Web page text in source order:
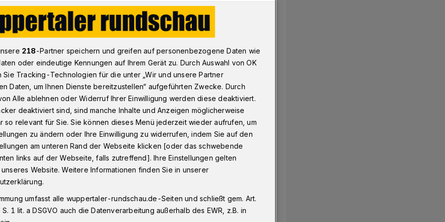
Forschung zu Sicherheit im Straßenverkehr
Sicherheit im
Fahrzeuge künftig noch sicherer
Frage liefern Wissenschaftlerinnen
für Optimierung mechanischer
Wuppertal unter Leitung von Prof. Dr.-
218-Partner speichern und greifen auf personenbezogene Daten wie
oder eindeutige Kennungen auf Ihrem Gerät zu. Durch Auswahl von OK
Sie Tracking-Technologien für die unter „Wir und unsere Partner
Daten, um Ihnen Dienste bereitzustellen“ aufgeführten Zwecke. Durch
Alle ablehnen oder Widerruf Ihrer Einwilligung werden diese deaktiviert.
deaktiviert sind, sind manche Inhalte und Anzeigen möglicherweise
so relevant für Sie. Sie können dieses Menü jederzeit wieder aufrufen, um
zu ändern oder Ihre Einwilligung zu widerrufen, indem Sie auf den
am unteren Rand der Webseite klicken [oder das schwebende
links auf der Webseite, falls zutreffend]. Ihre Einstellungen gelten
Website. Weitere Informationen finden Sie in unserer
umfasst alle wuppertaler-rundschau.de-Seiten und schließt gem. Art.
1 lit. a DSGVO auch die Datenverarbeitung außerhalb des EWR, z.B. in